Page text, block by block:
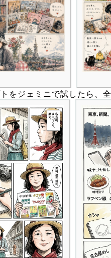
をジェミニで試したら、